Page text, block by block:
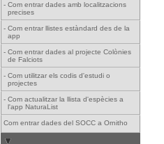
- Com entrar dades amb localitzacions
precises
- Com entrar llistes estàndard des de la
app
- Com entrar dades al projecte Colònies
de Falciots
- Com utilitzar els codis d'estudi o
projectes
- Com actualitzar la llista d'espècies a
l'app NaturaList
Com entrar dades del SOCC a Ornitho